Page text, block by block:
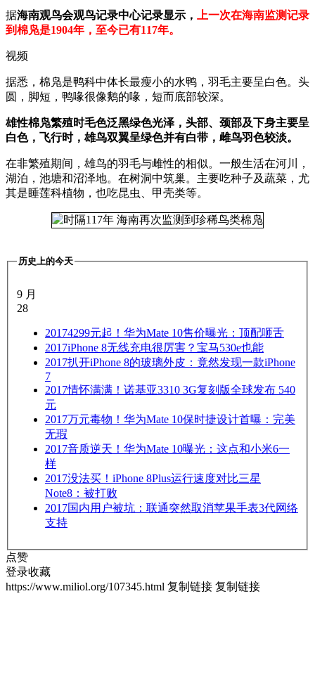
据海南观鸟会观鸟记录中心记录显示，
上一次在海南监测记录
到棉凫是1904年，至今已有117年。
视频
据悉，棉凫是鸭科中体长最瘦小的水鸭，羽毛主要呈白色。头
圆，脚短，鸭喙很像鹅的喙，短而底部较深。
雄性棉凫繁殖时毛色泛黑绿色光泽，头部、颈部及下身主要呈
白色，飞行时，雄鸟双翼呈绿色并有白带，雌鸟羽色较淡。
在非繁殖期间，雄鸟的羽毛与雌性的相似。一般生活在河川，
湖泊，池塘和沼泽地。在树洞中筑巢。主要吃种子及蔬菜，尤
其是睡莲科植物，也吃昆虫、甲壳类等。
历史上的今天
9 月
28
20174299元起！华为Mate 10售价曝光：顶配咂舌
2017iPhone 8无线充电很厉害？宝马530e也能
2017扒开iPhone 8的玻璃外皮：竟然发现一款iPhone
7
2017情怀满满！诺基亚3310 3G复刻版全球发布 540
元
2017万元毒物！华为Mate 10保时捷设计首曝：完美
无瑕
2017音质逆天！华为Mate 10曝光：这点和小米6一
样
2017没法买！iPhone 8Plus运行速度对比三星
Note8：被打败
2017国内用户被坑：联通突然取消苹果手表3代网络
支持
点赞
登录收藏
https://www.miliol.org/107345.html 复制链接 复制链接